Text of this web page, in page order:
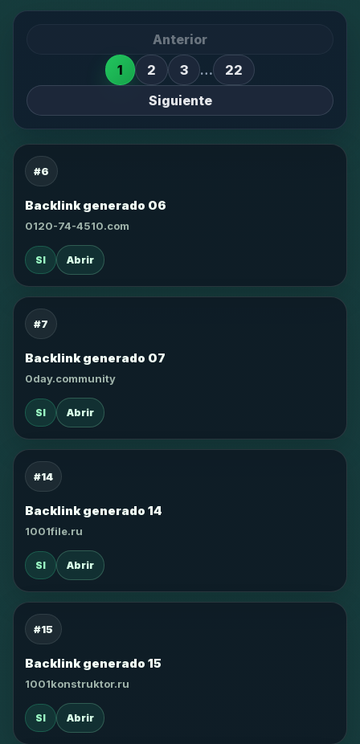
Anterior
1
2 3 …
22
Siguiente
#6
Backlink generado 06
0120-74-4510.com
SI Abrir
#7
Backlink generado 07
0day.community
SI Abrir
#14
Backlink generado 14
1001file.ru
SI Abrir
#15
Backlink generado 15
1001konstruktor.ru
SI Abrir